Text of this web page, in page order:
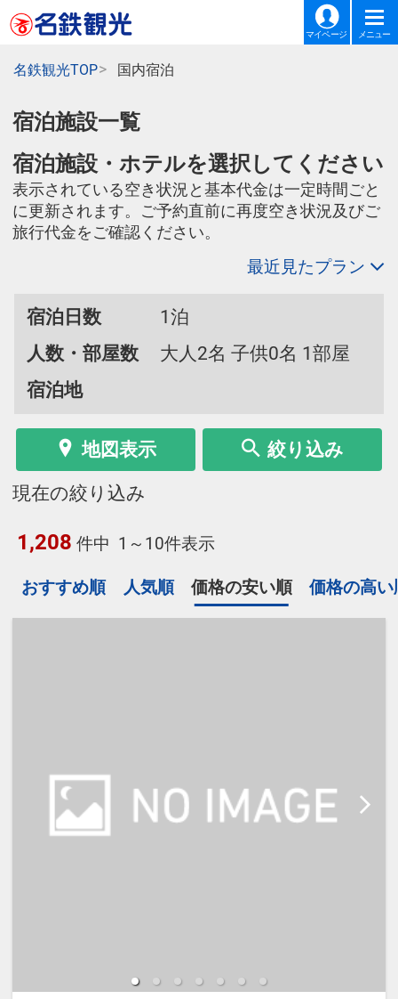
マイページ メニュー
名鉄観光TOP 国内宿泊
宿泊施設一覧
宿泊施設・ホテルを選択してください
表示されている空き状況と基本代金は一定時間ごと
に更新されます。ご予約直前に再度空き状況及びご
旅行代金をご確認ください。
最近見たプラン
宿泊日数
1泊
人数・部屋数
大人2名 子供0名 1部屋
宿泊地
地図表示 絞り込み
現在の絞り込み
1,208 件中 1～10件表示
おすすめ順 人気順 価格の安い順 価格の高い